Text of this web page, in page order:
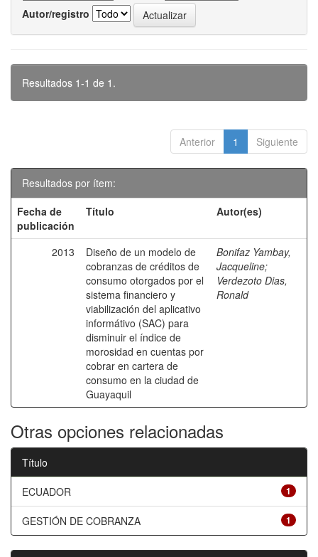
Autor/registro
Resultados 1-1 de 1.
Anterior 1 Siguiente
Resultados por ítem:
Fecha de
publicación
Título Autor(es)
2013
Diseño de un modelo de
cobranzas de créditos de
consumo otorgados por el
sistema financiero y
viabilización del aplicativo
informátivo (SAC) para
disminuir el índice de
morosidad en cuentas por
cobrar en cartera de
consumo en la ciudad de
Guayaquil
Bonifaz Yambay,
Jacqueline;
Verdezoto Dias,
Ronald
Otras opciones relacionadas
Título
1
ECUADOR
1
GESTIÓN DE COBRANZA